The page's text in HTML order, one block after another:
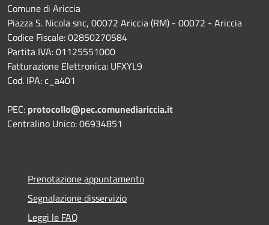
Comune di Ariccia
Piazza S. Nicola snc, 00072 Ariccia (RM) - 00072 - Ariccia
Codice Fiscale: 02850270584
Partita IVA: 01125551000
Fatturazione Elettronica: UFXYL9
Cod. IPA: c_a401
PEC: protocollo@pec.comunediariccia.it
Centralino Unico: 06934851
Prenotazione appuntamento
Segnalazione disservizio
Leggi le FAQ